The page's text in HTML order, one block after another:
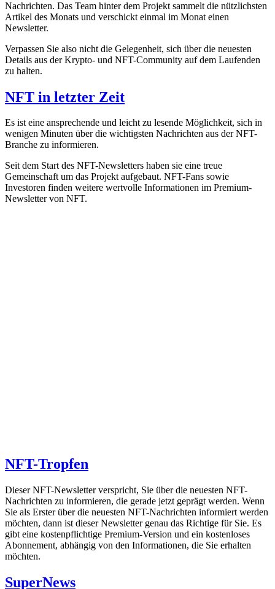
Nachrichten. Das Team hinter dem Projekt sammelt die nützlichsten
Artikel des Monats und verschickt einmal im Monat einen
Newsletter.
Verpassen Sie also nicht die Gelegenheit, sich über die neuesten
Details aus der Krypto- und NFT-Community auf dem Laufenden
zu halten.
NFT in letzter Zeit
Es ist eine ansprechende und leicht zu lesende Möglichkeit, sich in
wenigen Minuten über die wichtigsten Nachrichten aus der NFT-
Branche zu informieren.
Seit dem Start des NFT-Newsletters haben sie eine treue
Gemeinschaft um das Projekt aufgebaut. NFT-Fans sowie
Investoren finden weitere wertvolle Informationen im Premium-
Newsletter von NFT.
NFT-Tropfen
Dieser NFT-Newsletter verspricht, Sie über die neuesten NFT-
Nachrichten zu informieren, die gerade jetzt geprägt werden. Wenn
Sie als Erster über die neuesten NFT-Nachrichten informiert werden
möchten, dann ist dieser Newsletter genau das Richtige für Sie. Es
gibt eine kostenpflichtige Premium-Version und ein kostenloses
Abonnement, abhängig von den Informationen, die Sie erhalten
möchten.
SuperNews